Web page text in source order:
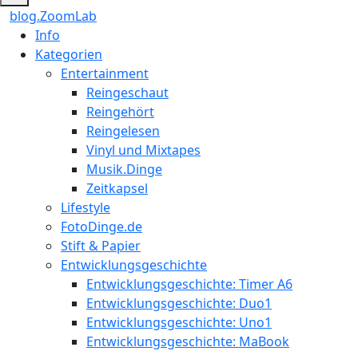
blog.ZoomLab
ZoomLab
//
Info
Kategorien
Entertainment
Reingeschaut
Reingehört
Reingelesen
Vinyl und Mixtapes
Musik.Dinge
Zeitkapsel
Lifestyle
FotoDinge.de
Stift & Papier
Entwicklungsgeschichte
Entwicklungsgeschichte: Timer A6
Entwicklungsgeschichte: Duo1
Entwicklungsgeschichte: Uno1
Entwicklungsgeschichte: MaBook